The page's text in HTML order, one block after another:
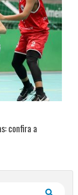
confira a